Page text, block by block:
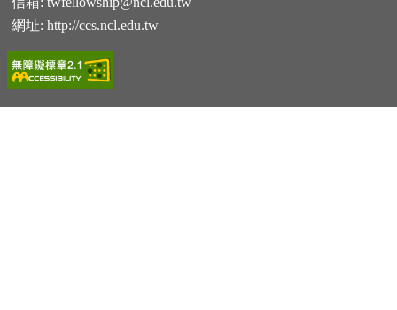
網址: http://ccs.ncl.edu.tw